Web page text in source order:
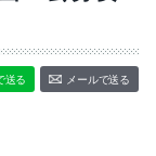
送る メールで送る